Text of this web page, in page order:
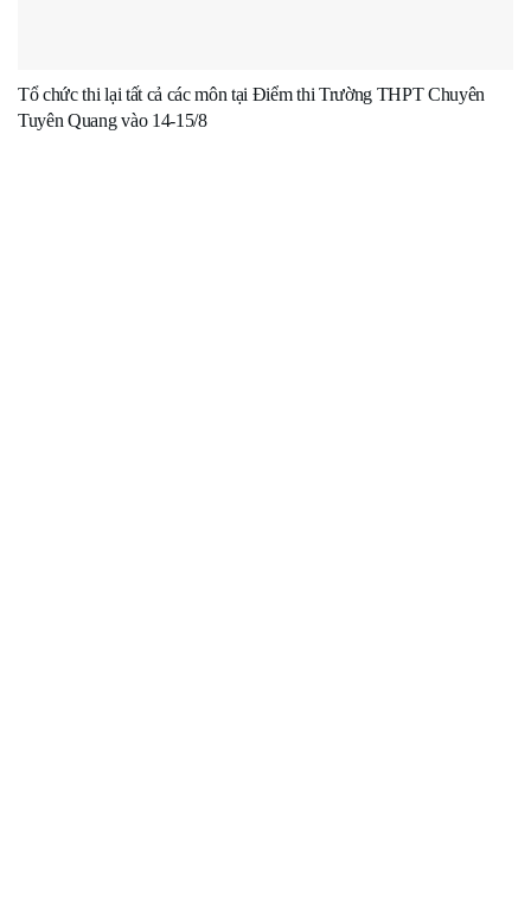
Tổ chức thi lại tất cả các môn tại Điểm thi Trường THPT Chuyên
Tuyên Quang vào 14-15/8